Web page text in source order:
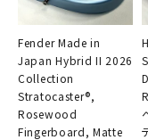
Fender Made in
Japan Hybrid II 2026
Collection
Stratocaster®,
Rosewood
Fingerboard, Matte